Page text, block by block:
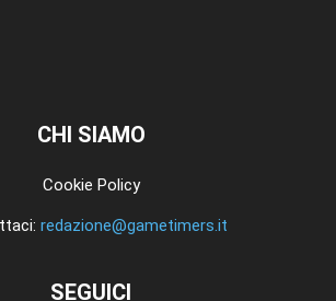
CHI SIAMO
Cookie Policy
redazione@gametimers.it
SEGUICI